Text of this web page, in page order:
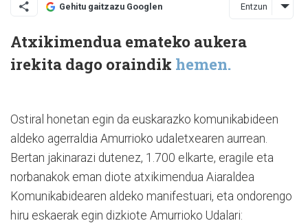
Gehitu gaitzazu Googlen Entzun
Atxikimendua emateko aukera
irekita dago oraindik hemen.
Ostiral honetan egin da euskarazko komunikabideen
aldeko agerraldia Amurrioko udaletxearen aurrean.
Bertan jakinarazi dutenez, 1.700 elkarte, eragile eta
norbanakok eman diote atxikimendua Aiaraldea
Komunikabidearen aldeko manifestuari, eta ondorengo
hiru eskaerak egin dizkiote Amurrioko Udalari: